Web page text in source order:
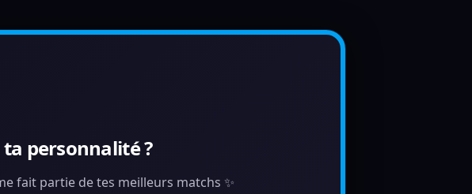
personnalité ?
fait partie de tes meilleurs matchs ✨